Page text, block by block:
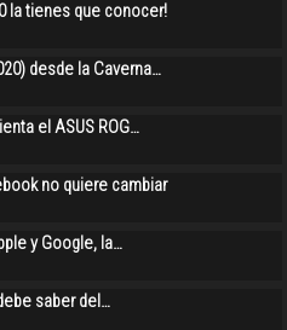
la tienes que conocer!
desde la Caverna…
el ASUS ROG…
no quiere cambiar
y Google, la…
saber del…